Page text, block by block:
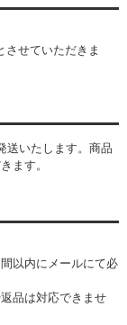
させていただきま
送いたします。商品
ます。
以内にメールにて必
品は対応できませ